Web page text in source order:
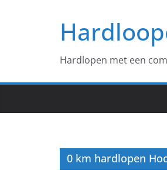
Hardlopen met een
0 km hardlopen